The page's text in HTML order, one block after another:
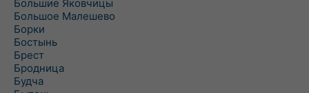
Большие Яковчицы
Большое Малешево
Борки
Бостынь
Брест
Бродница
Будча